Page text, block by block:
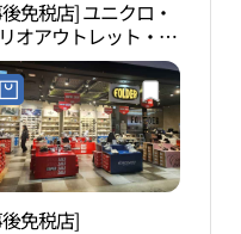
免税店] ユニクロ・
オアウトレット・マ
アウトレット3館店
니클로 마리오아울렛
점)
免税店]